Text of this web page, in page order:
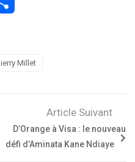
Millet
Article Suivant
D’Orange à Visa : le nouveau
défi d’Aminata Kane Ndiaye